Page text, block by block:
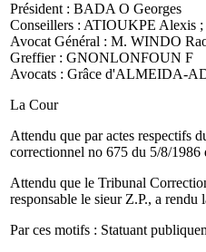
Président : BADA O Georges
Conseillers : ATIOUKPE Alexis
Avocat Général : M. WINDO
Greffier : GNONLONFOUN F
Avocats : Grâce d'ALMEIDA-
La Cour
Attendu que par actes respectifs
correctionnel no 675 du 5/8/1986
Attendu que le Tribunal
responsable le sieur Z.P., a
Par ces motifs : Statuant